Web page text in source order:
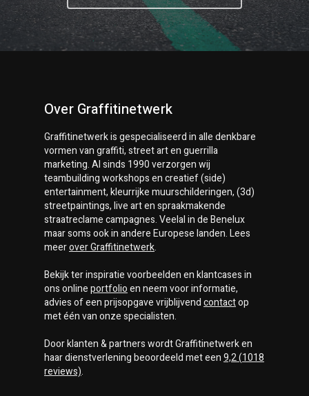
Over Graffitinetwerk
Graffitinetwerkis gespecialiseerd in alle denkbare
vormen van graffiti, street art en guerrilla
marketing. Al sinds 1990 verzorgen wij
teambuilding workshops en creatief (side)
entertainment, kleurrijke muurschilderingen, (3d)
streetpaintings, live art en spraakmakende
straatreclame campagnes. Veelal in de Benelux
maar soms ook in andere Europese landen. Lees
meeroverGraffitinetwerk.
Bekijk ter inspiratie voorbeelden en klantcases in
ons onlineportfolioen neem voor informatie,
advies of een prijsopgave vrijblijvendcontactop
met één van onze specialisten.
Door klanten & partners wordtGraffitinetwerken
haar dienstverlening beoordeeld met een9,2(1018
reviews).